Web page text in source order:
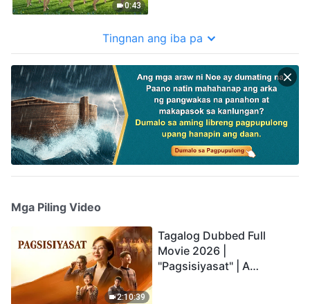
0:43
Tingnan ang iba pa
Mga Piling Video
2:10:39
Tagalog Dubbed Full
Movie 2026 |
"Pagsisiyasat" | A